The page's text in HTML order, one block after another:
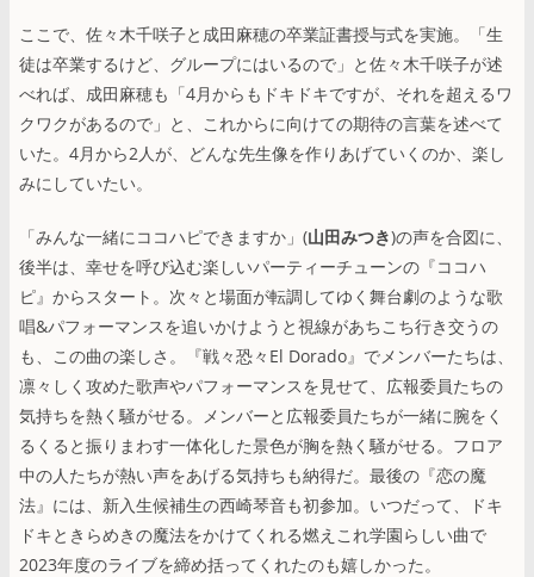
ここで、佐々木千咲子と成田麻穂の卒業証書授与式を実施。「生
徒は卒業するけど、グループにはいるので」と佐々木千咲子が述
べれば、成田麻穂も「4月からもドキドキですが、それを超えるワ
クワクがあるので」と、これからに向けての期待の言葉を述べて
いた。4月から2人が、どんな先生像を作りあげていくのか、楽し
みにしていたい。
「みんな一緒にココハピできますか」(山田みつき)の声を合図に、
後半は、幸せを呼び込む楽しいパーティーチューンの『ココハ
ピ』からスタート。次々と場面が転調してゆく舞台劇のような歌
唱&パフォーマンスを追いかけようと視線があちこち行き交うの
も、この曲の楽しさ。『戦々恐々El Dorado』でメンバーたちは、
凛々しく攻めた歌声やパフォーマンスを見せて、広報委員たちの
気持ちを熱く騒がせる。メンバーと広報委員たちが一緒に腕をく
るくると振りまわす一体化した景色が胸を熱く騒がせる。フロア
中の人たちが熱い声をあげる気持ちも納得だ。最後の『恋の魔
法』には、新入生候補生の西崎琴音も初参加。いつだって、ドキ
ドキときらめきの魔法をかけてくれる燃えこれ学園らしい曲で
2023年度のライブを締め括ってくれたのも嬉しかった。